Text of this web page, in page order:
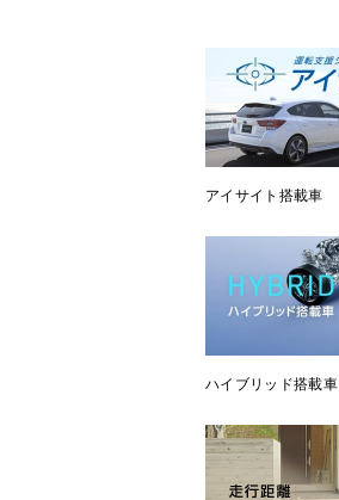
アイサイト搭載車
ハイブリッド搭載車